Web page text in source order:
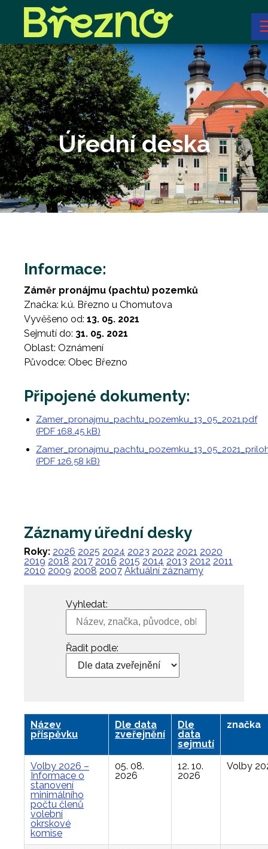
Úřední deska
Informace:
Záměr pronájmu (pachtu) pozemků
Značka: k.ú. Březno u Chomutova
Vyvěšeno od: 13. 05. 2021
Sejmutí do: 31. 05. 2021
Oblast: Oznámení
Původce: Obec Březno
Připojené dokumenty:
Zamer_pronajmu_pachtu_pozemku_13_05_2021.pdf
(PDF 168.45 kB)
(PDF 126.58 kB)
Záznamy úřední desky
Roky: 2026 2025 2024 2023 2022 2021 2020
2019 2018 2017 2016 2015 2014 2013 2012 2011
2010 2009 2008 2007 Aktuální záznamy
Vyhledat:
Řadit podle:
Název
příspěvku
Dle data
zveřejnění
Dle
data
sejmutí
značka
Volby 2026 –
Informace o
stanovení
minimálního
počtu členů
volební
okrskové
komise
05. 08.
2026
12. 10.
2026
Volby